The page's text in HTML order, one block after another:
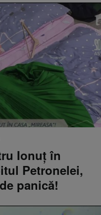
Ionuţ în
Petronelei,
panică!